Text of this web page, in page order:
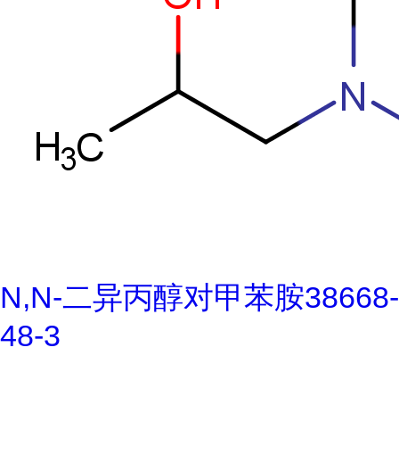
N,N-二异丙醇对甲苯胺38668-
48-3